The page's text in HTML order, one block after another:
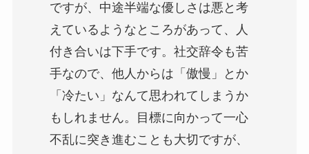
ですが、中途半端な優しさは悪と考
えているようなところがあって、人
付き合いは下手です。社交辞令も苦
手なので、他人からは「傲慢」とか
「冷たい」なんて思われてしまうか
もしれません。目標に向かって一心
不乱に突き進むことも大切ですが、